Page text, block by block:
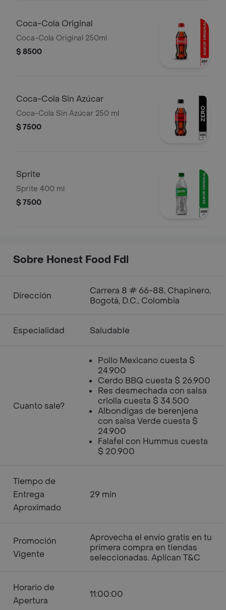
Coca-Cola Original
Coca-Cola Original 250ml
$ 8500
Coca-Cola Sin Azúcar
Coca-Cola Sin Azúcar 250 ml
$ 7500
Sprite
Sprite 400 ml
$ 7500
Sobre Honest Food Fdl
Dirección
Carrera 8 # 66-88, Chapinero,
Bogotá, D.C., Colombia
Especialidad Saludable
Cuanto sale?
Pollo Mexicano cuesta $
24.900
Cerdo BBQ cuesta $ 26.900
Res desmechada con salsa
criolla cuesta $ 34.500
Albondigas de berenjena
con salsa Verde cuesta $
24.900
Falafel con Hummus cuesta
$ 20.900
Tiempo de
Entrega
Aproximado
29 min
Promoción
Vigente
Aprovecha el envío gratis en tu
primera compra en tiendas
seleccionadas. Aplican T&C
Horario de
Apertura
11:00:00